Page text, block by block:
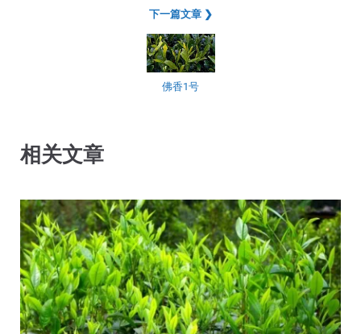
下一篇文章 ❯
佛香1号
相关文章